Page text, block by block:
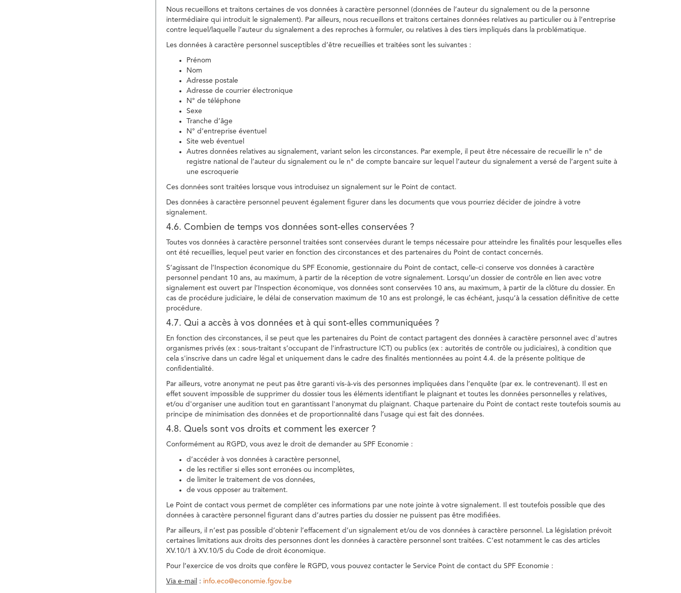
Nous recueillons et traitons certaines de vos données à caractère personnel (données de l’auteur du signalement ou de la personne
intermédiaire qui introduit le signalement). Par ailleurs, nous recueillons et traitons certaines données relatives au particulier ou à l’entreprise
contre lequel/laquelle l’auteur du signalement a des reproches à formuler, ou relatives à des tiers impliqués dans la problématique.
Les données à caractère personnel susceptibles d’être recueillies et traitées sont les suivantes :
Prénom
Nom
Adresse postale
Adresse de courrier électronique
N° de téléphone
Sexe
Tranche d’âge
N° d’entreprise éventuel
Site web éventuel
Autres données relatives au signalement, variant selon les circonstances. Par exemple, il peut être nécessaire de recueillir le n° de
registre national de l’auteur du signalement ou le n° de compte bancaire sur lequel l’auteur du signalement a versé de l’argent suite à
une escroquerie
Ces données sont traitées lorsque vous introduisez un signalement sur le Point de contact.
Des données à caractère personnel peuvent également figurer dans les documents que vous pourriez décider de joindre à votre
signalement.
4.6. Combien de temps vos données sont-elles conservées ?
Toutes vos données à caractère personnel traitées sont conservées durant le temps nécessaire pour atteindre les finalités pour lesquelles elles
ont été recueillies, lequel peut varier en fonction des circonstances et des partenaires du Point de contact concernés.
S’agissant de l’Inspection économique du SPF Economie, gestionnaire du Point de contact, celle-ci conserve vos données à caractère
personnel pendant 10 ans, au maximum, à partir de la réception de votre signalement. Lorsqu’un dossier de contrôle en lien avec votre
signalement est ouvert par l’Inspection économique, vos données sont conservées 10 ans, au maximum, à partir de la clôture du dossier. En
cas de procédure judiciaire, le délai de conservation maximum de 10 ans est prolongé, le cas échéant, jusqu’à la cessation définitive de cette
procédure.
4.7. Qui a accès à vos données et à qui sont-elles communiquées ?
En fonction des circonstances, il se peut que les partenaires du Point de contact partagent des données à caractère personnel avec d'autres
organismes privés (ex : sous-traitant s’occupant de l’infrastructure ICT) ou publics (ex : autorités de contrôle ou judiciaires), à condition que
cela s'inscrive dans un cadre légal et uniquement dans le cadre des finalités mentionnées au point 4.4. de la présente politique de
confidentialité.
Par ailleurs, votre anonymat ne peut pas être garanti vis-à-vis des personnes impliquées dans l’enquête (par ex. le contrevenant). Il est en
effet souvent impossible de supprimer du dossier tous les éléments identifiant le plaignant et toutes les données personnelles y relatives,
et/ou d'organiser une audition tout en garantissant l'anonymat du plaignant. Chaque partenaire du Point de contact reste toutefois soumis au
principe de minimisation des données et de proportionnalité dans l’usage qui est fait des données.
4.8. Quels sont vos droits et comment les exercer ?
Conformément au RGPD, vous avez le droit de demander au SPF Economie :
d’accéder à vos données à caractère personnel,
de les rectifier si elles sont erronées ou incomplètes,
de limiter le traitement de vos données,
de vous opposer au traitement.
Le Point de contact vous permet de compléter ces informations par une note jointe à votre signalement. Il est toutefois possible que des
données à caractère personnel figurant dans d’autres parties du dossier ne puissent pas être modifiées.
Par ailleurs, il n’est pas possible d’obtenir l’effacement d’un signalement et/ou de vos données à caractère personnel. La législation prévoit
certaines limitations aux droits des personnes dont les données à caractère personnel sont traitées. C’est notamment le cas des articles
XV.10/1 à XV.10/5 du Code de droit économique.
Pour l’exercice de vos droits que confère le RGPD, vous pouvez contacter le Service Point de contact du SPF Economie :
Via e-mail : info.eco@economie.fgov.be